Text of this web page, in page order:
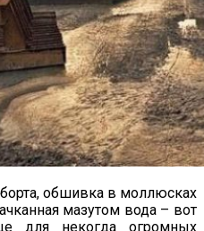
обшивка в моллюсках
мазутом вода – вот
для некогда огромных